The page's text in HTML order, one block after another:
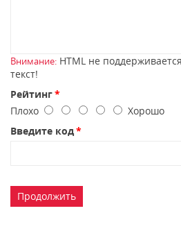
Внимание: HTML не
текст!
Рейтинг
Плохо
Хорошо
Введите код
Продолжить